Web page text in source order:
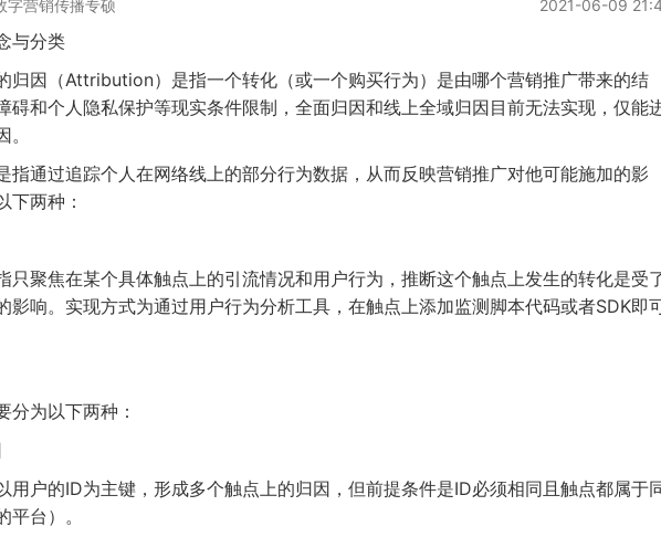
字营销传播专硕 2021-06-09
与分类
归因（Attribution）是指一个转化（或一个购买行为）是由哪个营销推广带来的结
碍和个人隐私保护等现实条件限制，全面归因和线上全域归因目前无法实现，仅能
指通过追踪个人在网络线上的部分行为数据，从而反映营销推广对他可能施加的影
下两种：
只聚焦在某个具体触点上的引流情况和用户行为，推断这个触点上发生的转化是受
影响。实现方式为通过用户行为分析工具，在触点上添加监测脚本代码或者SDK即
分为以下两种：
用户的ID为主键，形成多个触点上的归因，但前提条件是ID必须相同且触点都属于
平台）。